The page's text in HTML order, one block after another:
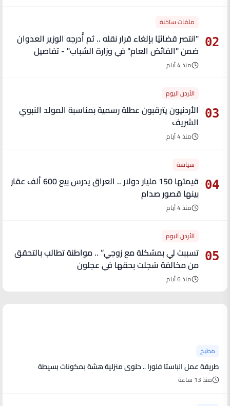
02
ملفات ساخنة
"انتصر قضائيًا بإلغاء قرار نقله .. ثم أُدرجه الوزير العدوان
ضمن "الفائض العام" في وزارة الشباب" - تفاصيل
منذ 4 أيام
03
الأردن اليوم
الأردنيون يترقبون عطلة رسمية بمناسبة المولد النبوي
الشريف
منذ 4 أيام
04
سياسة
قيمتها 150 مليار دولار .. العراق يدرس بيع 600 ألف عقار
بينها قصور صدام
منذ 4 أيام
05
الأردن اليوم
تسببت لي بمشكلة مع زوجي” .. مواطنة تطالب بالتحقق
من مخالفة سُجلت بحقها في عجلون
منذ 6 أيام
مطبخ
طريقة عمل الباستا فلورا .. حلوى منزلية هشة بمكونات بسيطة
منذ 13 ساعة